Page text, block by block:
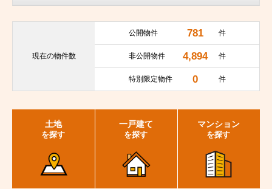
現在の物件数
公開物件 781 件
非公開物件 4,894 件
特別限定物件 0 件
土地
を探す
一戸建て
を探す
マンション
を探す